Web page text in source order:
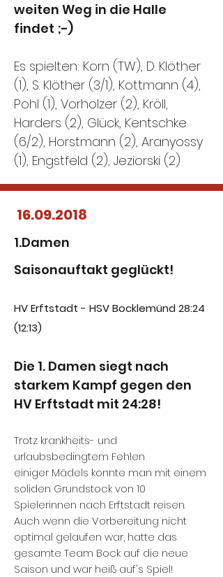
weiten Weg in die Halle
findet ;-)
Es spielten: Korn (TW), D. Klöther
(1), S. Klöther (3/1), Kottmann (4),
Pohl (1), Vorholzer (2), Kröll,
Harders (2), Glück, Kentschke
(6/2), Horstmann (2), Aranyossy
(1), Engstfeld (2), Jeziorski (2)
16.09.2018
1.Damen
Saisonauftakt geglückt!
HV Erftstadt - HSV Bocklemünd 28:24
(12:13)
Die 1. Damen siegt nach
starkem Kampf gegen den
HV Erftstadt mit 24:28!
Trotz krankheits- und
urlaubsbedingtem Fehlen
einiger Mädels konnte man mit einem
soliden Grundstock von 10
Spielerinnen nach Erftstadt reisen.
Auch wenn die Vorbereitung nicht
optimal gelaufen war, hatte das
gesamte Team Bock auf die neue
Saison und war heiß auf's Spiel!